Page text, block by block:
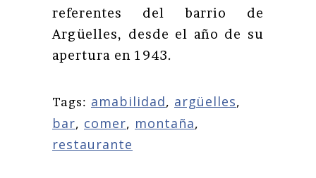
referentes del barrio de
Argüelles, desde el año de su
apertura en 1943.
Tags: amabilidad, argüelles,
bar, comer, montaña,
restaurante